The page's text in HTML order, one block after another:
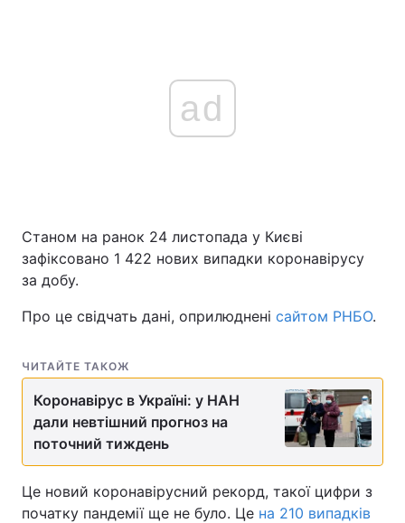
ad
Станом на ранок 24 листопада у Києві
зафіксовано 1 422 нових випадки коронавірусу
за добу.
Про це свідчать дані, оприлюднені сайтом РНБО.
ЧИТАЙТЕ ТАКОЖ
Коронавірус в Україні: у НАН
дали невтішний прогноз на
поточний тиждень
Це новий коронавірусний рекорд, такої цифри з
початку пандемії ще не було. Це на 210 випадків